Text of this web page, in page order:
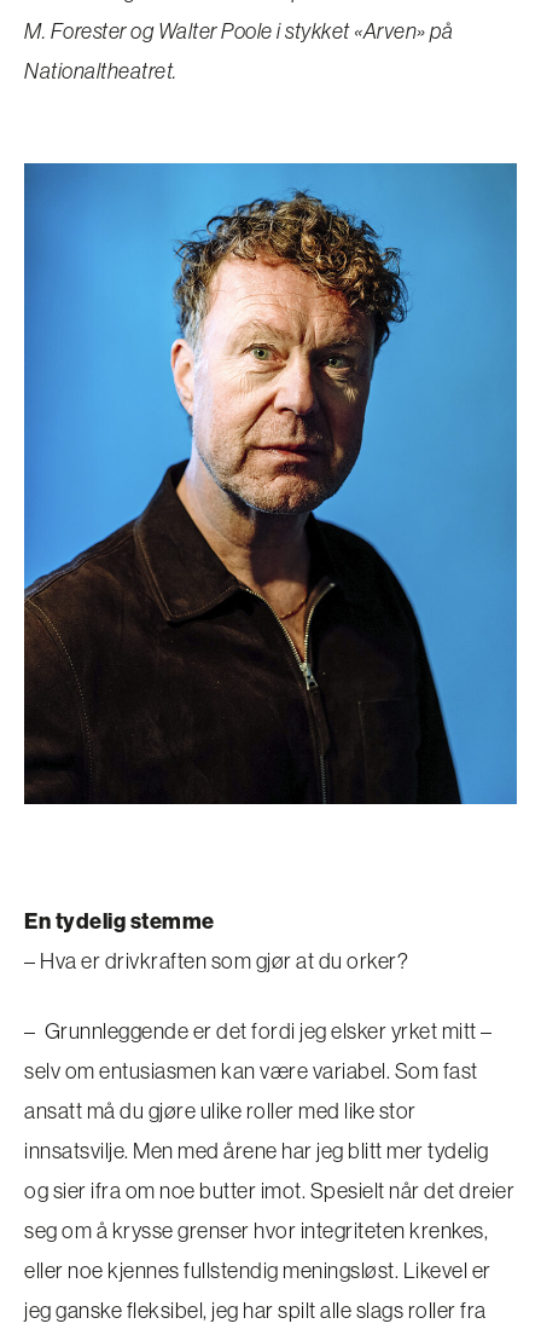
M. Forester og Walter Poole i stykket «Arven» på
Nationaltheatret.
En tydelig stemme
– Hva er drivkraften som gjør at du orker?
– Grunnleggende er det fordi jeg elsker yrket mitt –
selv om entusiasmen kan være variabel. Som fast
ansatt må du gjøre ulike roller med like stor
innsatsvilje. Men med årene har jeg blitt mer tydelig
og sier ifra om noe butter imot. Spesielt når det dreier
seg om å krysse grenser hvor integriteten krenkes,
eller noe kjennes fullstendig meningsløst. Likevel er
jeg ganske fleksibel, jeg har spilt alle slags roller fra